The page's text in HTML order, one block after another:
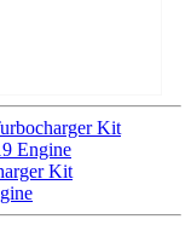
Kit
Engine
Kit